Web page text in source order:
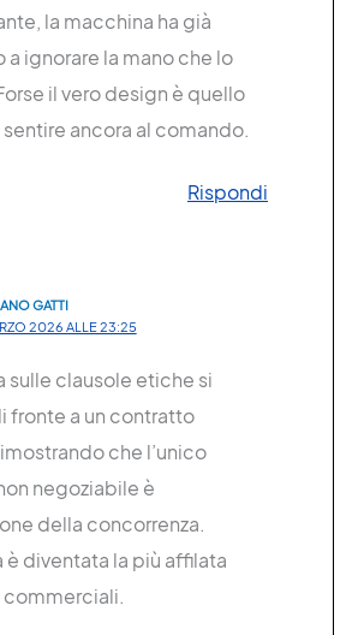
la macchina ha già
a ignorare la mano che lo
il vero design è quello
ancora al comando.
Rispondi
GATTI
2026 ALLE 23:25
sulle clausole etiche si
fronte a un contratto
che l’unico
negoziabile è
della concorrenza.
è diventata la più affilata
commerciali.